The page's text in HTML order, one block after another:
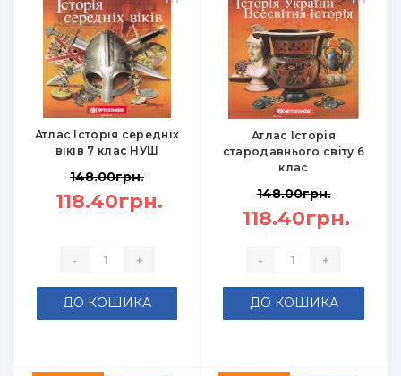
Атлас Історія середніх
віків 7 клас НУШ
148.00грн.
118.40грн.
- +
ДО КОШИКА
Атлас Історія
стародавнього світу 6
клас
148.00грн.
118.40грн.
- +
ДО КОШИКА